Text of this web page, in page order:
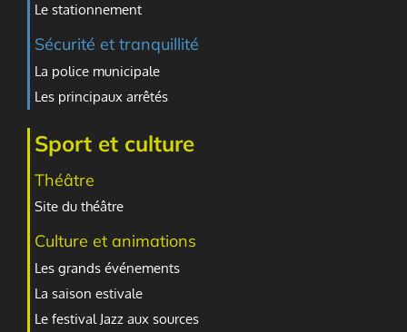
Le stationnement
Sécurité et tranquillité
La police municipale
Les principaux arrêtés
Sport et culture
Théâtre
Site du théâtre
Culture et animations
Les grands événements
La saison estivale
Le festival Jazz aux sources